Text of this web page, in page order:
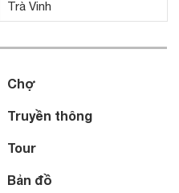
Trà Vinh
Chợ
Truyền thông
Tour
Bản đồ